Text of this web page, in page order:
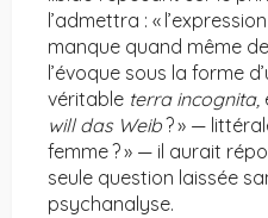
l’admettra : «
manque quand même
l’évoque sous la forme
véritable terra incognita,
will das Weib? » —
femme ? » — il aurait
seule question laissée
psychanalyse.